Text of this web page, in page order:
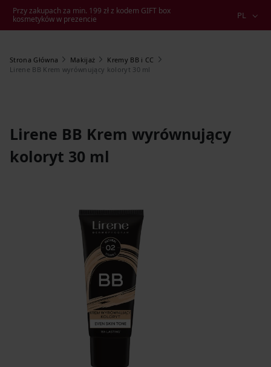
Przy zakupach za min. 199 zł z kodem GIFT box
kosmetyków w prezencie
PL
Strona Główna Makijaż
Kremy BB i CC
Lirene BB Krem wyrównujący koloryt 30 ml
Lirene BB Krem wyrównujący
koloryt 30 ml